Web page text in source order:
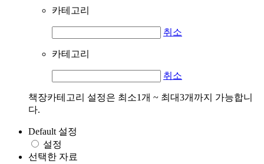
카테고리
취소
카테고리
취소
책장카테고리 설정은 최소1개 ~ 최대3개까지 가능합니
다.
Default 설정
설정
선택한 자료